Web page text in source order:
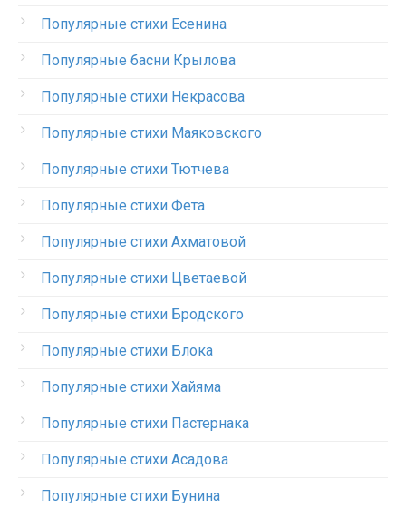
Популярные стихи Есенина
Популярные басни Крылова
Популярные стихи Некрасова
Популярные стихи Маяковского
Популярные стихи Тютчева
Популярные стихи Фета
Популярные стихи Ахматовой
Популярные стихи Цветаевой
Популярные стихи Бродского
Популярные стихи Блока
Популярные стихи Хайяма
Популярные стихи Пастернака
Популярные стихи Асадова
Популярные стихи Бунина